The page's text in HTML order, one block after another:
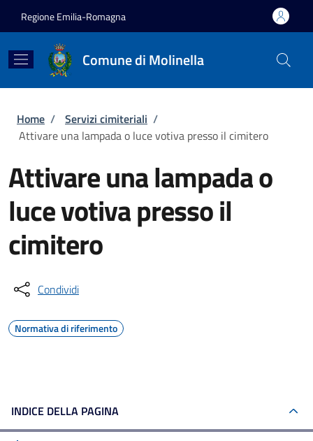
Regione Emilia-Romagna
Comune di Molinella
Briciole di pane
Home / Servizi cimiteriali /
Attivare una lampada o luce votiva presso il cimitero
Attivare una lampada o
luce votiva presso il
cimitero
Condividi
Normativa di riferimento
INDICE DELLA PAGINA